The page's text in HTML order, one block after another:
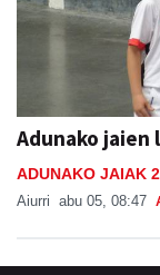
Adunako
ADUNAKO JAIAK
Aiurri abu 05, 08:47